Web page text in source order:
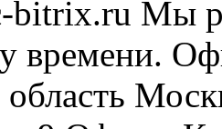
bitrix.ru Мы
времени.